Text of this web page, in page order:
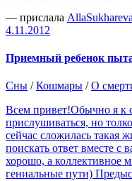
— прислала AllaSukhareva
4.11.2012
Приемный ребенок
Сны /Кошмары /О
Всем привет!Обычно я к
прислушиваться, но
сейчас сложилась такая
поискать ответ вместе с
хорошо, а коллективное
гениальные пути)